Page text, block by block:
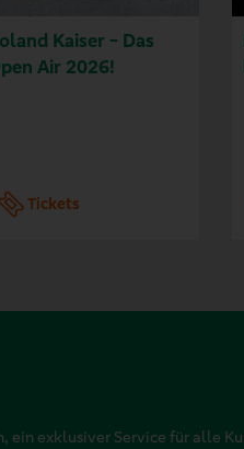
Kaiser - Das
Air 2026!
Tickets
exklusiver Service für alle